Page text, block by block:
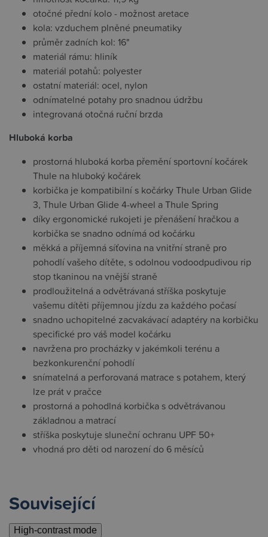
otočné přední kolo - možnost aretace
kola: vzduchem plněné pneumatiky
průměr zadních kol: 16"
materiál rámu: hliník
materiál potahů: polyester
ostatní materiál: ocel, nylon
odnímatelné potahy pro snadnou údržbu
integrovaná otočná ruční brzda
Hluboká korba
prostorná hluboká korba přemění sportovní kočárek
Thule na hluboký kočárek
korbička je kompatibilní s kočárky Thule Urban Glide
3, Thule Urban Glide 4-wheel a Thule Spring
díky ergonomické rukojeti je přenášení hračkou a
korbička se snadno odnímá od kočárku
měkká a příjemná síťovina na vnitřní straně pro
pohodlí vašeho dítěte, s odolnou vodoodpudivou rip
stop tkaninou na vnější straně
prodloužitelná a odvětrávaná stříška poskytuje
vašemu dítěti příjemnou jízdu za každého počasí
snadno uchopitelné zacvakávací adaptéry na korbičku
specifické pro váš model kočárku
navržena pro procházky v jakémkoli terénu a
bezkonkurenční pohodlí
snímatelná a perforovaná matrace s potahem, který
lze prát v pračce
prostorná a pohodlná korbička s odvětrávanou
základnou a matrací
stříška poskytuje sluneční ochranu UPF 50+
vhodná pro děti od narození do 6 měsíců
Související
High-contrast mode